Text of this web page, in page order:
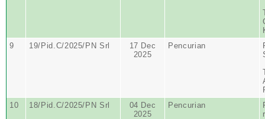
9
19/Pid.C/2025/PN Srl
17 Dec
2025
Pencurian
10
18/Pid.C/2025/PN Srl
04 Dec
2025
Pencurian